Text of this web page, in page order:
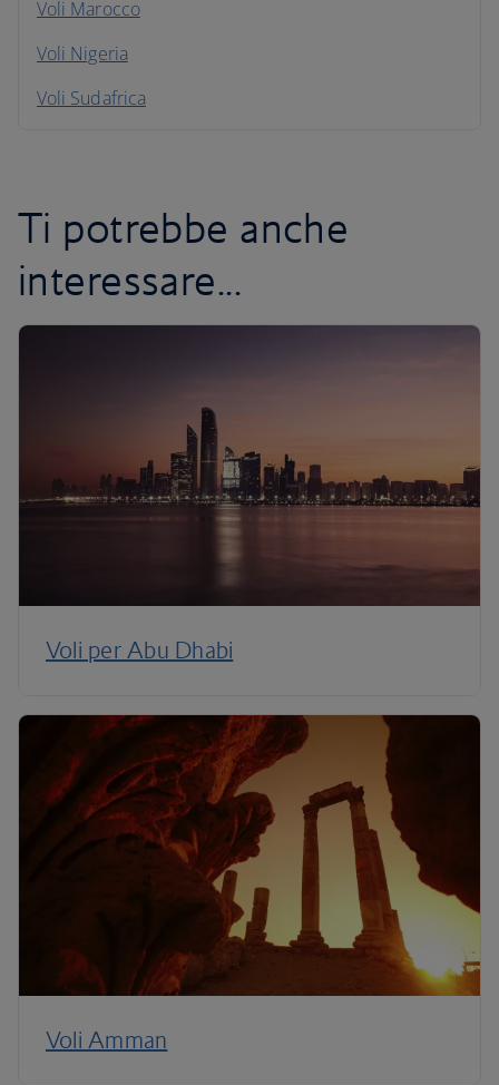
Voli Marocco
Voli Nigeria
Voli Sudafrica
Ti potrebbe anche
interessare...
Voli per Abu Dhabi
Voli Amman